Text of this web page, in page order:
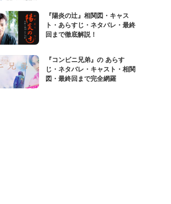
『陽炎の辻』相関図・キャス
ト・あらすじ・ネタバレ・最終
回まで徹底解説！
『コンビニ兄弟』の あらす
じ・ネタバレ・キャスト・相関
図・最終回まで完全網羅